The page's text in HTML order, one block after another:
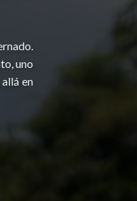
uno
en